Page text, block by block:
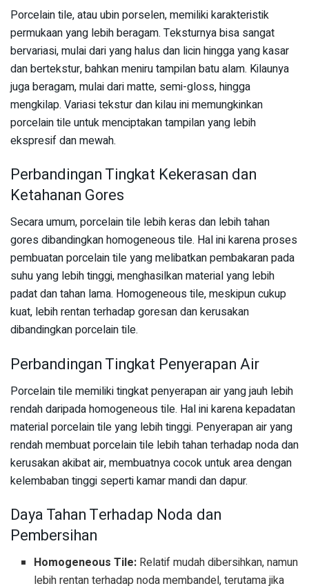
Porcelain tile, atau ubin porselen, memiliki karakteristik
permukaan yang lebih beragam. Teksturnya bisa sangat
bervariasi, mulai dari yang halus dan licin hingga yang kasar
dan bertekstur, bahkan meniru tampilan batu alam. Kilaunya
juga beragam, mulai dari matte, semi-gloss, hingga
mengkilap. Variasi tekstur dan kilau ini memungkinkan
porcelain tile untuk menciptakan tampilan yang lebih
ekspresif dan mewah.
Perbandingan Tingkat Kekerasan dan
Ketahanan Gores
Secara umum, porcelain tile lebih keras dan lebih tahan
gores dibandingkan homogeneous tile. Hal ini karena proses
pembuatan porcelain tile yang melibatkan pembakaran pada
suhu yang lebih tinggi, menghasilkan material yang lebih
padat dan tahan lama. Homogeneous tile, meskipun cukup
kuat, lebih rentan terhadap goresan dan kerusakan
dibandingkan porcelain tile.
Perbandingan Tingkat Penyerapan Air
Porcelain tile memiliki tingkat penyerapan air yang jauh lebih
rendah daripada homogeneous tile. Hal ini karena kepadatan
material porcelain tile yang lebih tinggi. Penyerapan air yang
rendah membuat porcelain tile lebih tahan terhadap noda dan
kerusakan akibat air, membuatnya cocok untuk area dengan
kelembaban tinggi seperti kamar mandi dan dapur.
Daya Tahan Terhadap Noda dan
Pembersihan
Homogeneous Tile: Relatif mudah dibersihkan, namun
lebih rentan terhadap noda membandel, terutama jika